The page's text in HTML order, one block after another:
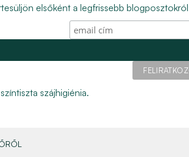
elsőként a legfrissebb
szájhigiénia.